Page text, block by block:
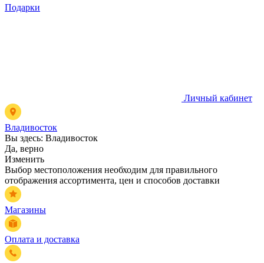
Подарки
Личный кабинет
Владивосток
Вы здесь: Владивосток
Да, верно
Изменить
Выбор местоположения необходим для правильного
отображения ассортимента, цен и способов доставки
Магазины
Оплата и доставка